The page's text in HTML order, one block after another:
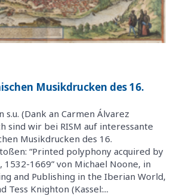
Musikdrucken des 16.
s.u. (Dank an Carmen Álvarez
sind wir bei RISM auf interessante
Musikdrucken des 16.
“Printed polyphony acquired by
1532-1669” von Michael Noone, in
and Publishing in the Iberian World,
Tess Knighton (Kassel:...